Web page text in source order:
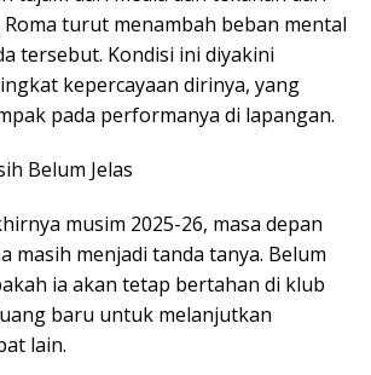
turut menambah beban mental
tersebut. Kondisi ini diyakini
kepercayaan dirinya, yang
pada performanya di lapangan.
Belum Jelas
musim 2025-26, masa depan
masih menjadi tanda tanya. Belum
ia akan tetap bertahan di klub
baru untuk melanjutkan
lain.